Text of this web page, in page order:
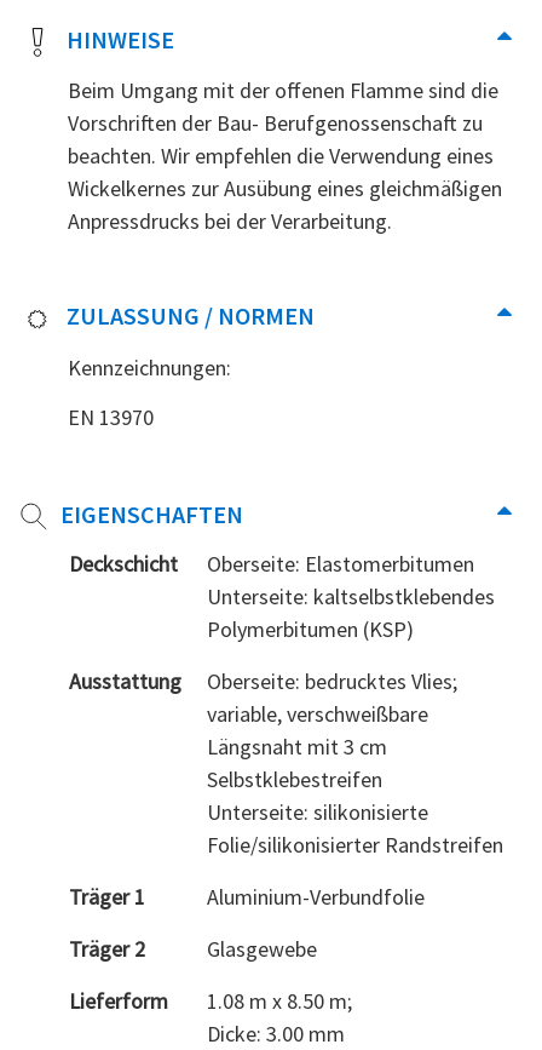
HINWEISE
Beim Umgang mit der offenen Flamme sind die
Vorschriften der Bau- Berufgenossenschaft zu
beachten. Wir empfehlen die Verwendung eines
Wickelkernes zur Ausübung eines gleichmäßigen
Anpressdrucks bei der Verarbeitung.
ZULASSUNG / NORMEN
Kennzeichnungen:
EN 13970
EIGENSCHAFTEN
Deckschicht
Oberseite: Elastomerbitumen
Unterseite: kaltselbstklebendes
Polymerbitumen (KSP)
Ausstattung
Oberseite: bedrucktes Vlies;
variable, verschweißbare
Längsnaht mit 3 cm
Selbstklebestreifen
Unterseite: silikonisierte
Folie/silikonisierter Randstreifen
Träger 1
Aluminium-Verbundfolie
Träger 2
Glasgewebe
Lieferform
1.08 m x 8.50 m;
Dicke: 3.00 mm